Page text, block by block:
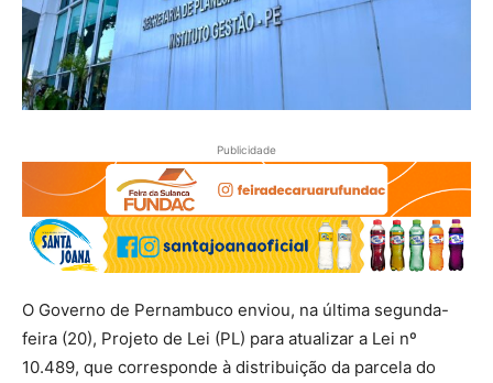
Publicidade
O Governo de Pernambuco enviou, na última segunda-
feira (20), Projeto de Lei (PL) para atualizar a Lei nº
10.489, que corresponde à distribuição da parcela do